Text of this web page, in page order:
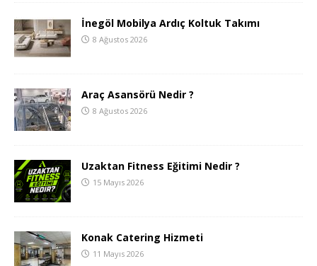
İnegöl Mobilya Ardıç Koltuk Takımı
8 Ağustos 2026
Araç Asansörü Nedir ?
8 Ağustos 2026
Uzaktan Fitness Eğitimi Nedir ?
15 Mayıs 2026
Konak Catering Hizmeti
11 Mayıs 2026